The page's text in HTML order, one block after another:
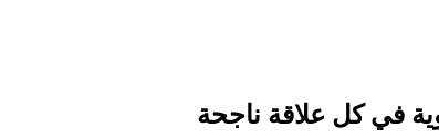
في كل علاقة ناجحة